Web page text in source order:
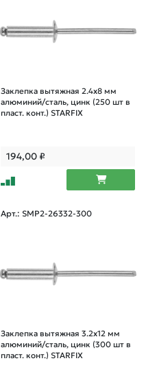
Заклепка вытяжная 2.4х8 мм
алюминий/сталь, цинк (250 шт в
пласт. конт.) STARFIX
194,00₽
Арт.: SMP2-26332-300
Заклепка вытяжная 3.2х12 мм
алюминий/сталь, цинк (300 шт в
пласт. конт.) STARFIX